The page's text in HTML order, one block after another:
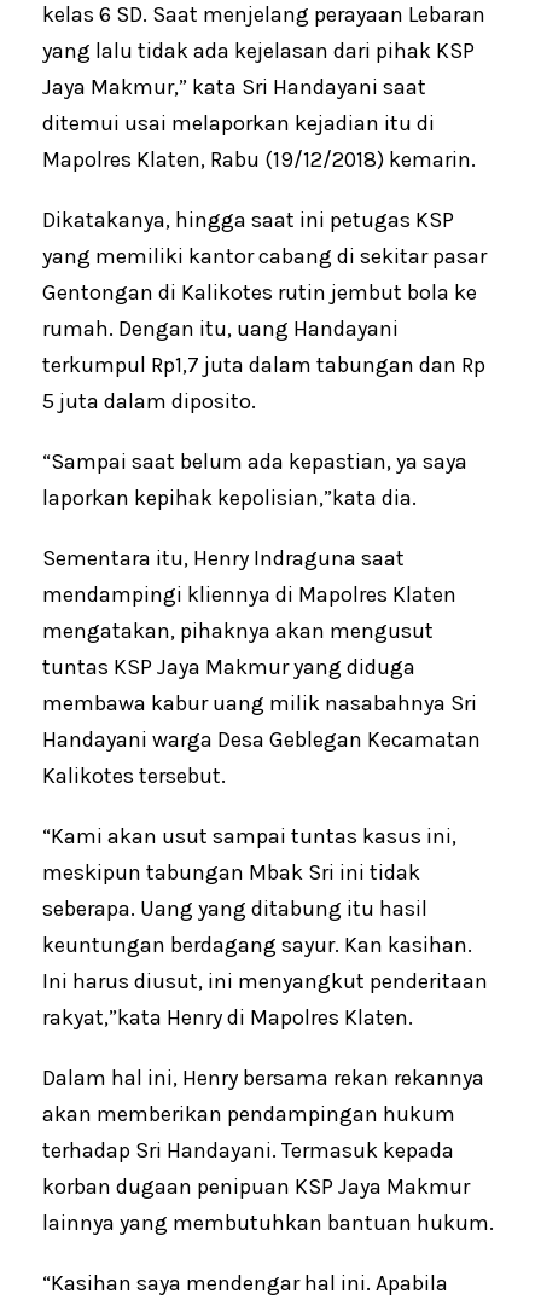
kelas 6 SD. Saat menjelang perayaan Lebaran
yang lalu tidak ada kejelasan dari pihak KSP
Jaya Makmur,” kata Sri Handayani saat
ditemui usai melaporkan kejadian itu di
Mapolres Klaten, Rabu (19/12/2018) kemarin.
Dikatakanya, hingga saat ini petugas KSP
yang memiliki kantor cabang di sekitar pasar
Gentongan di Kalikotes rutin jembut bola ke
rumah. Dengan itu, uang Handayani
terkumpul Rp1,7 juta dalam tabungan dan Rp
5 juta dalam diposito.
“Sampai saat belum ada kepastian, ya saya
laporkan kepihak kepolisian,”kata dia.
Sementara itu, Henry Indraguna saat
mendampingi kliennya di Mapolres Klaten
mengatakan, pihaknya akan mengusut
tuntas KSP Jaya Makmur yang diduga
membawa kabur uang milik nasabahnya Sri
Handayani warga Desa Geblegan Kecamatan
Kalikotes tersebut.
“Kami akan usut sampai tuntas kasus ini,
meskipun tabungan Mbak Sri ini tidak
seberapa. Uang yang ditabung itu hasil
keuntungan berdagang sayur. Kan kasihan.
Ini harus diusut, ini menyangkut penderitaan
rakyat,”kata Henry di Mapolres Klaten.
Dalam hal ini, Henry bersama rekan rekannya
akan memberikan pendampingan hukum
terhadap Sri Handayani. Termasuk kepada
korban dugaan penipuan KSP Jaya Makmur
lainnya yang membutuhkan bantuan hukum.
“Kasihan saya mendengar hal ini. Apabila